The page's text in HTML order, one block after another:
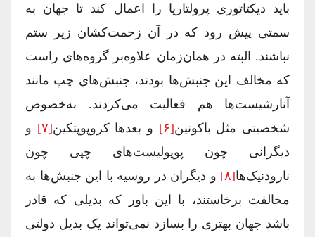
باید دیکتاتوری پرولتاریا را اعمال کند تا جهان به
سمتی پیش رود که در آن زحمت‌کشان زیر ستم
نباشند. البته در همان‌زمان علاوه‌بر گروه‌های راست
که مخالف این جنبش‌ها بودند، جنبش‌های چپ مانند
آنارشیست‌ها هم فعالیت می‌کردند. به‌خصوص
شخصیتی مثل باکونین[۶] و بعدها کروپوپتکین[۷]
و
دیگرانی چون پوپولیست‌های چپی چون
نارودنیک‌ها[۸]
و دیگران در روسیه با این جنبش‌ها به
مخالفت برخاستند، با این باور که بدیلی که قادر
باشد جهان بهتری را بسازد نمی‌تواند یک بدیل دولتی